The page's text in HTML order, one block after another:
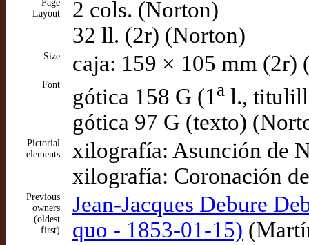
Page
Layout
2 cols. (Norton)
32 ll. (2r) (Norton)
Size caja: 159 × 105 mm (2r)
Font gótica 158 G (1 a l.,
gótica 97 G (texto)
Pictorial
elements
xilografía: Asunción de
xilografía: Coronación
Previous
owners
(oldest
first)
Jean-Jacques Debure
quo - 1853-01-15)